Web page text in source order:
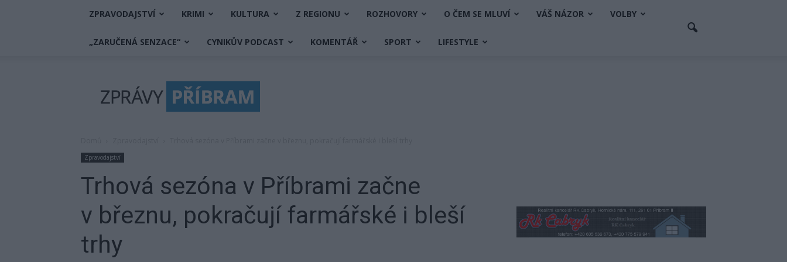
ZPRAVODAJSTVÍ KRIMI KULTURA Z REGIONU ROZHOVORY O ČEM SE MLUVÍ VÁŠ NÁZOR VOLBY
„ZARUČENÁ SENZACE“ CYNIKŮV PODCAST KOMENTÁŘ SPORT LIFESTYLE
Příbram
Zpravodajství
Trhová sezóna v Příbrami začne
v březnu, pokračují farmářské i bleší
trhy